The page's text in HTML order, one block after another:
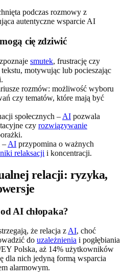
cię zdziwić
smutek, frustrację czy
motywując lub pocieszając
rozmów: możliwość wyboru
czy tematów, które mają być
społecznych – AI pozwala
czy rozwiązywanie
– AI przypomina o ważnych
relaksacji i koncentracji.
relacji: ryzyka,
AI chłopaka?
że relacja zAI, choć
do uzależnienia i pogłębiania
Polska, aż 14% użytkowników
dla nich jedyną formą wsparcia
alarmowym.